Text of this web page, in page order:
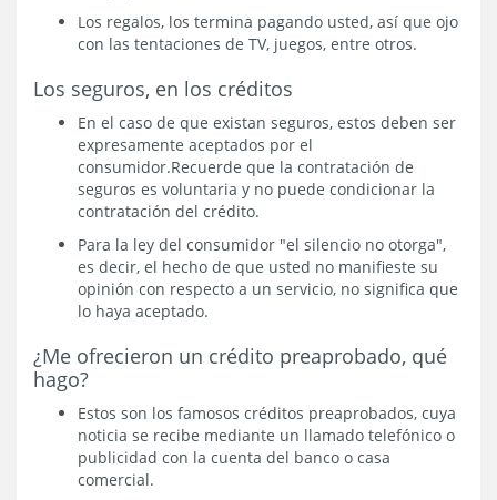
Los regalos, los termina pagando usted, así que ojo
con las tentaciones de TV, juegos, entre otros.
Los seguros, en los créditos
En el caso de que existan seguros, estos deben ser
expresamente aceptados por el
consumidor.Recuerde que la contratación de
seguros es voluntaria y no puede condicionar la
contratación del crédito.
Para la ley del consumidor "el silencio no otorga",
es decir, el hecho de que usted no manifieste su
opinión con respecto a un servicio, no significa que
lo haya aceptado.
¿Me ofrecieron un crédito preaprobado, qué
hago?
Estos son los famosos créditos preaprobados, cuya
noticia se recibe mediante un llamado telefónico o
publicidad con la cuenta del banco o casa
comercial.